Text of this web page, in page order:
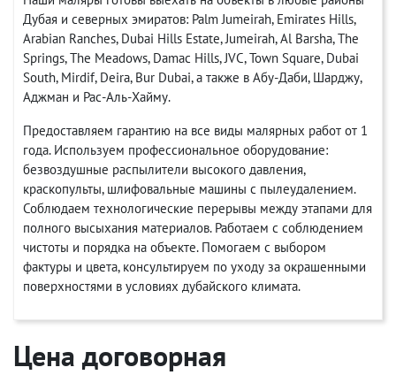
Дубая и северных эмиратов: Palm Jumeirah, Emirates Hills,
Arabian Ranches, Dubai Hills Estate, Jumeirah, Al Barsha, The
Springs, The Meadows, Damac Hills, JVC, Town Square, Dubai
South, Mirdif, Deira, Bur Dubai, а также в Абу-Даби, Шарджу,
Аджман и Рас-Аль-Хайму.
Предоставляем гарантию на все виды малярных работ от 1
года. Используем профессиональное оборудование:
безвоздушные распылители высокого давления,
краскопульты, шлифовальные машины с пылеудалением.
Соблюдаем технологические перерывы между этапами для
полного высыхания материалов. Работаем с соблюдением
чистоты и порядка на объекте. Помогаем с выбором
фактуры и цвета, консультируем по уходу за окрашенными
поверхностями в условиях дубайского климата.
Цена договорная